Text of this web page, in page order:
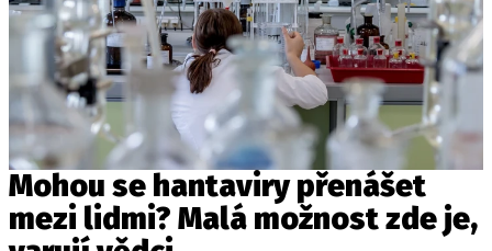
Mohou se hantaviry přenášet
mezi lidmi? Malá možnost zde je,